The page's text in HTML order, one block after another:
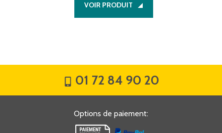
VOIR PRODUIT
01 72 84 90 20
Options de paiement: